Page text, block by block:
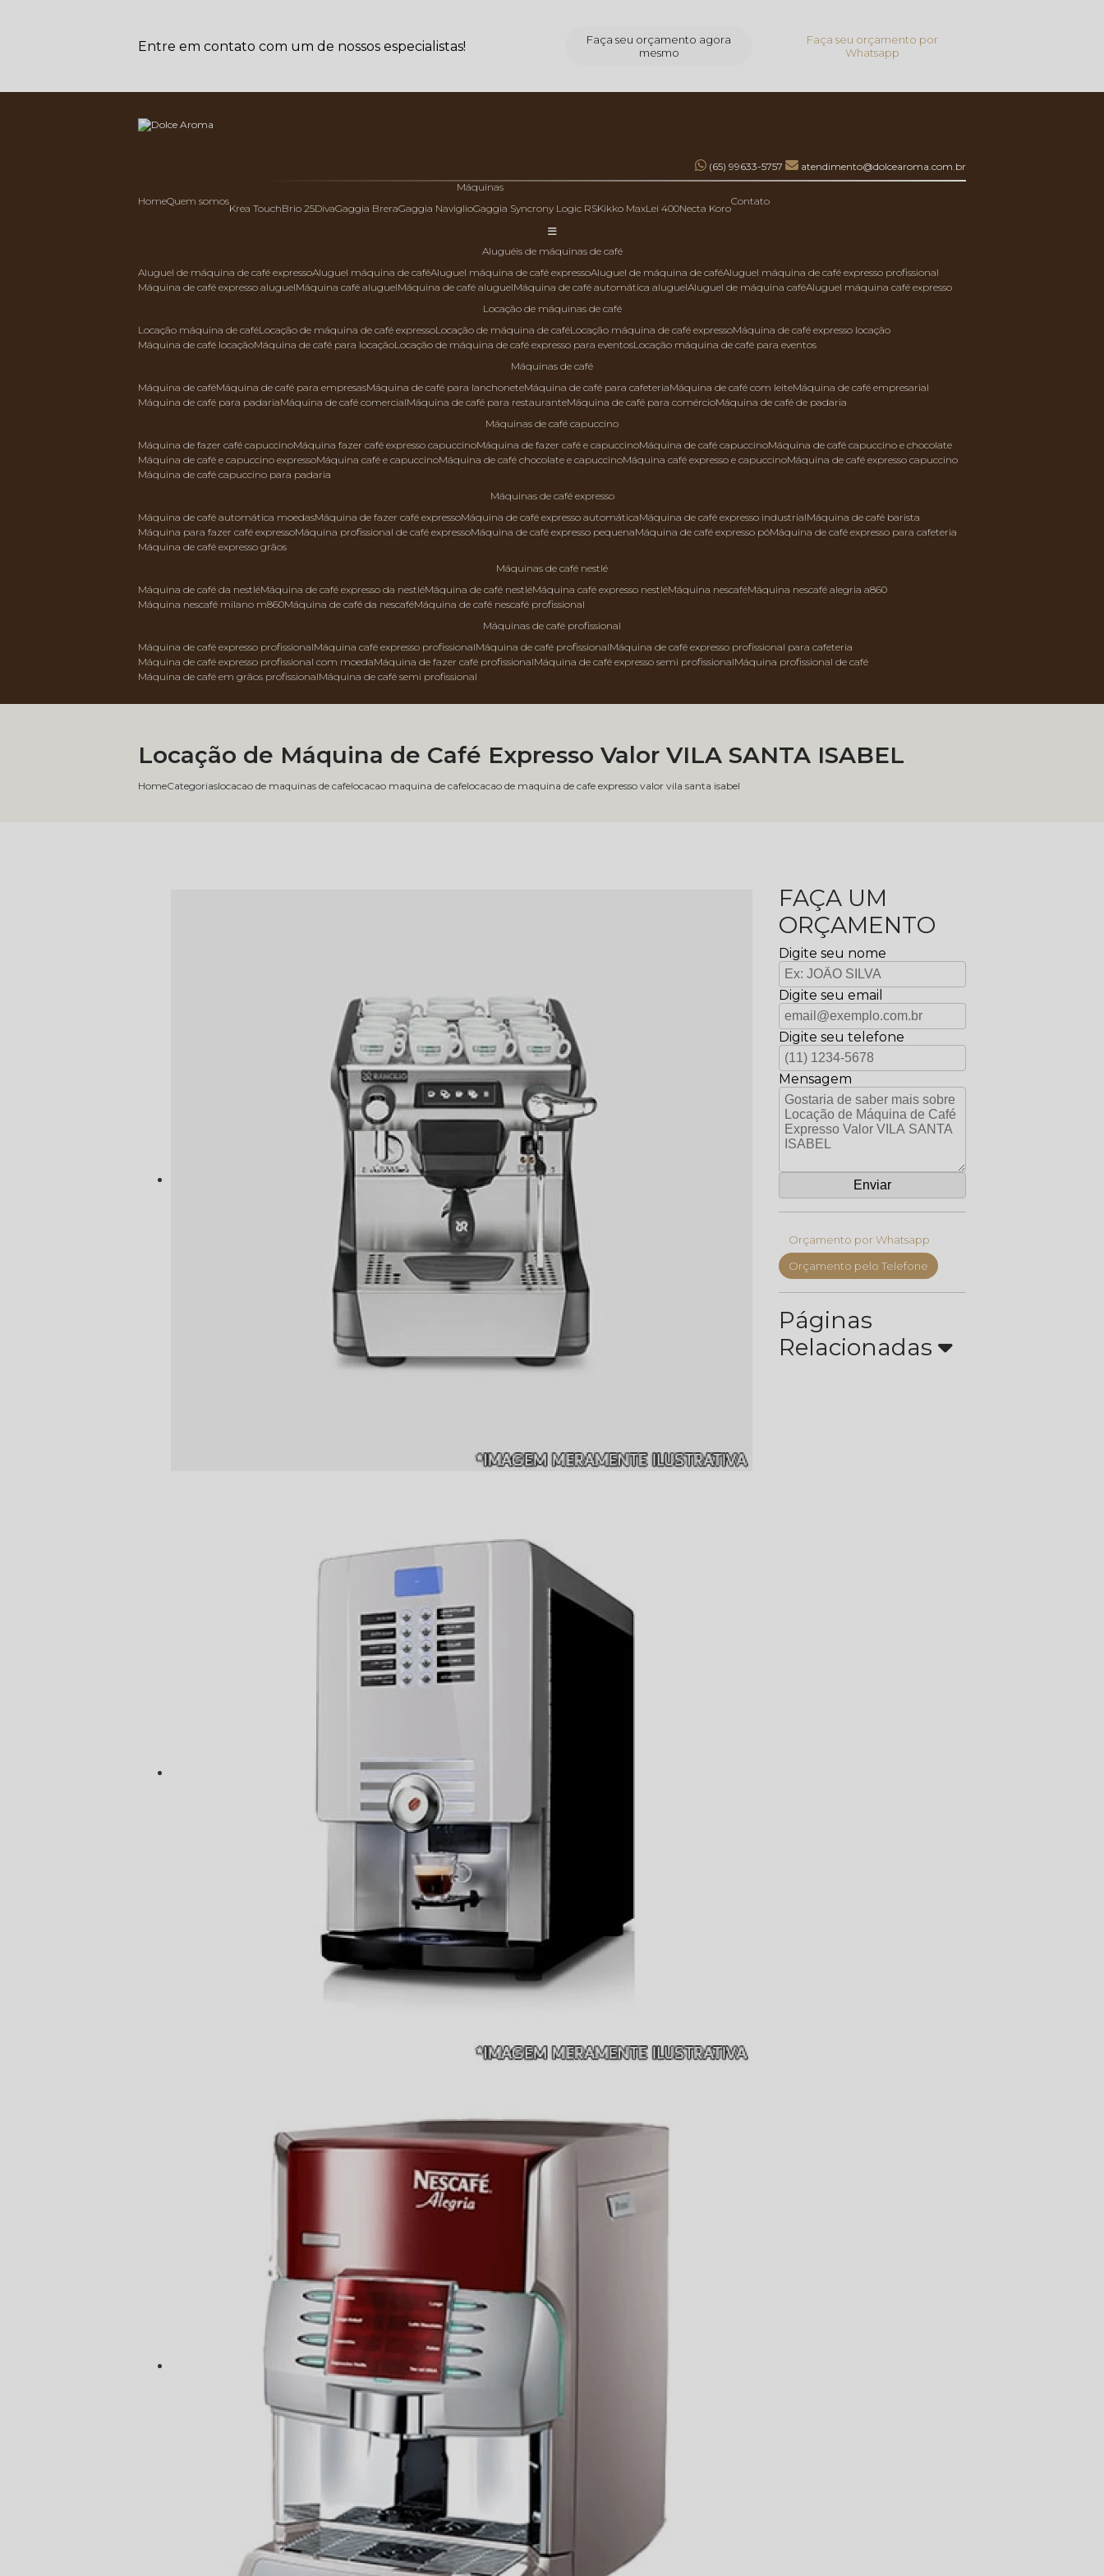
Entre em contato com um de nossos especialistas!
Faça seu orçamento agora
mesmo
Faça seu orçamento por
Whatsapp
(65) 99633-5757 atendimento@dolcearoma.com.br
Home Quem somos
Máquinas
Krea Touch
Brio 25 Diva Gaggia Brera Gaggia Naviglio Gaggia Syncrony Logic RS Kikko Max Lei 400 Necta Koro
Contato
aluguéis de máquinas de café
aluguel de máquina de café expresso aluguel máquina de café aluguel máquina de café expresso aluguel de máquina de café aluguel máquina de café expresso profissional
máquina de café expresso aluguel
máquina café aluguel máquina de café aluguel máquina de café automática aluguel aluguel de máquina café aluguel máquina café expresso
locação de máquinas de café
locação máquina de café locação de máquina de café expresso locação de máquina de café locação máquina de café expresso
máquina de café expresso locação
máquina de café locação
máquina de café para locação locação de máquina de café expresso para eventos locação máquina de café para eventos
máquinas de café
máquina de café
máquina de café para empresas máquina de café para lanchonete máquina de café para cafeteria máquina de café com leite
máquina de café empresarial
máquina de café para padaria
máquina de café comercial máquina de café para restaurante máquina de café para comércio
máquina de café de padaria
máquinas de café capuccino
máquina de fazer café capuccino
máquina fazer café expresso capuccino máquina de fazer café e capuccino máquina de café capuccino
máquina de café capuccino e chocolate
máquina de café e capuccino expresso
máquina café e capuccino máquina de café chocolate e capuccino máquina café expresso e capuccino
máquina de café expresso capuccino
máquina de café capuccino para padaria
máquinas de café expresso
máquina de café automática moedas
máquina de fazer café expresso máquina de café expresso automática máquina de café expresso industrial
máquina de café barista
máquina para fazer café expresso
máquina profissional de café expresso máquina de café expresso pequena máquina de café expresso pó
máquina de café expresso para cafeteria
máquina de café expresso grãos
máquinas de café nestlé
máquina de café da nestlé
máquina de café expresso da nestlé máquina de café nestlé máquina café expresso nestlé máquina nescafé
máquina nescafé alegria a860
máquina nescafé milano m860
máquina de café da nescafé
máquina de café nescafé profissional
máquinas de café profissional
máquina de café expresso profissional
máquina café expresso profissional máquina de café profissional
máquina de café expresso profissional para cafeteria
máquina de café expresso profissional com moeda
máquina de fazer café profissional máquina de café expresso semi profissional
máquina profissional de café
máquina de café em grãos profissional
máquina de café semi profissional
HomeCategoriaslocacao de maquinas de cafelocacao maquina de cafelocacao de maquina de cafe expresso valor vila santa isabel
Locação de Máquina de Café Expresso Valor VILA SANTA ISABEL
FAÇA UM
ORÇAMENTO
Digite seu nome
Digite seu email
Digite seu telefone
Mensagem
Orçamento por Whatsapp
Orçamento pelo Telefone
Páginas
Relacionadas